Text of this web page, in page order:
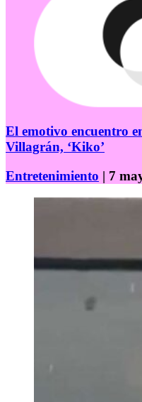
El emotivo encuentro
Villagrán, ‘Kiko’
Entretenimiento | 7